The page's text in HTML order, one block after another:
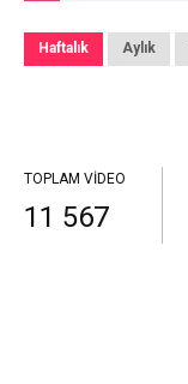
Haftalık Aylık
TOPLAM VIDEO
11 567